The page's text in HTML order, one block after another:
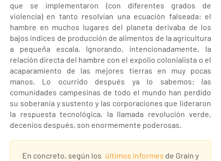
que se implementaron (con diferentes grados de
violencia) en tanto resolvían una ecuación falseada: el
hambre en muchos lugares del planeta derivaba de los
bajos índices de producción de alimentos de la agricultura
a pequeña escala. Ignorando, intencionadamente, la
relación directa del hambre con el expolio colonialista o el
acaparamiento de las mejores tierras en muy pocas
manos. Lo ocurrido después ya lo sabemos: las
comunidades campesinas de todo el mundo han perdido
su soberanía y sustento y las corporaciones que lideraron
la respuesta tecnológica, la llamada revolución verde,
decenios después, son enormemente poderosas.
En concreto, según los últimos informes de Grain y